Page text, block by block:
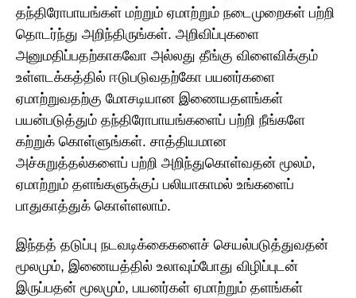
தந்திரோபாயங்கள் மற்றும் ஏமாற்றும் நடைமுறைகள் பற்றி
தொடர்ந்து அறிந்திருங்கள். அறிவிப்புகளை
அனுமதிப்பதற்காகவோ அல்லது தீங்கு விளைவிக்கும்
உள்ளடக்கத்தில் ஈடுபடுவதற்கோ பயனர்களை
ஏமாற்றுவதற்கு மோசடியான இணையதளங்கள்
பயன்படுத்தும் தந்திரோபாயங்களைப் பற்றி நீங்களே
கற்றுக் கொள்ளுங்கள். சாத்தியமான
அச்சுறுத்தல்களைப் பற்றி அறிந்துகொள்வதன் மூலம்,
ஏமாற்றும் தளங்களுக்குப் பலியாகாமல் உங்களைப்
பாதுகாத்துக் கொள்ளலாம்.
இந்தத் தடுப்பு நடவடிக்கைகளைச் செயல்படுத்துவதன்
மூலமும், இணையத்தில் உலாவும்போது விழிப்புடன்
இருப்பதன் மூலமும், பயனர்கள் ஏமாற்றும் தளங்கள்